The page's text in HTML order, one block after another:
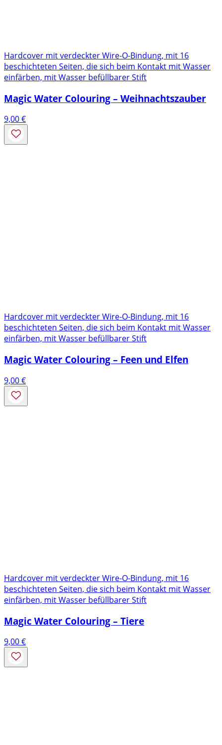
Hardcover mit verdeckter Wire-O-Bindung, mit 16
beschichteten Seiten, die sich beim Kontakt mit Wasser
einfärben, mit Wasser befüllbarer Stift
Magic Water Colouring – Weihnachtszauber
9,00€
Hardcover mit verdeckter Wire-O-Bindung, mit 16
beschichteten Seiten, die sich beim Kontakt mit Wasser
einfärben, mit Wasser befüllbarer Stift
Magic Water Colouring – Feen und Elfen
9,00€
Hardcover mit verdeckter Wire-O-Bindung, mit 16
beschichteten Seiten, die sich beim Kontakt mit Wasser
einfärben, mit Wasser befüllbarer Stift
Magic Water Colouring – Tiere
9,00€